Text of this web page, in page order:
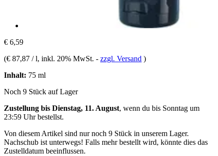
€ 6,59
(€ 87,87 / l, inkl. 20% MwSt. - zzgl. Versand )
Inhalt: 75 ml
Noch 9 Stück auf Lager
Zustellung bis Dienstag, 11. August, wenn du bis Sonntag um
23:59 Uhrbestellst.
Von diesem Artikel sind nur noch 9 Stück in unserem Lager.
Nachschub ist unterwegs! Falls mehr bestellt wird, könnte dies das
Zustelldatum beeinflussen.